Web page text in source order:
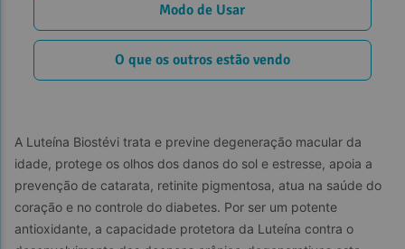
Modo de Usar
O que os outros estão vendo
A Luteína Biostévi trata e previne degeneração macular da
idade, protege os olhos dos danos do sol e estresse, apoia a
prevenção de catarata, retinite pigmentosa, atua na saúde do
coração e no controle do diabetes. Por ser um potente
antioxidante, a capacidade protetora da Luteína contra o